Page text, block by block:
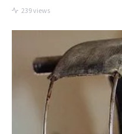
239 views